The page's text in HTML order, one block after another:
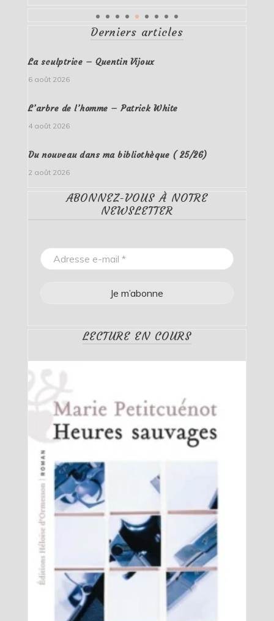
Derniers articles
La sculptrice – Quentin Vijoux
6 août 2026
L’arbre de l’homme – Patrick White
4 août 2026
Du nouveau dans ma bibliothèque ( 25/26)
2 août 2026
ABONNEZ-VOUS À NOTRE
NEWSLETTER
LECTURE EN COURS